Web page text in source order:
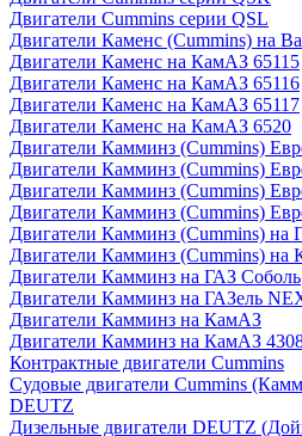
Двигатели Cummins серии QSL
Двигатели Каменс (Cummins) на
Двигатели Каменс на КамАЗ 65115
Двигатели Каменс на КамАЗ 65116
Двигатели Каменс на КамАЗ 65117
Двигатели Каменс на КамАЗ 6520
Двигатели Камминз (Cummins)
Двигатели Камминз (Cummins)
Двигатели Камминз (Cummins)
Двигатели Камминз (Cummins)
Двигатели Камминз (Cummins) на
Двигатели Камминз (Cummins) на
Двигатели Камминз на ГАЗ Соболь
Двигатели Камминз на ГАЗель
Двигатели Камминз на КамАЗ
Двигатели Камминз на КамАЗ
Контрактные двигатели Cummins
Судовые двигатели Cummins
DEUTZ
Дизельные двигатели DEUTZ